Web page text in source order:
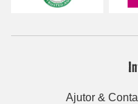
Ajutor &